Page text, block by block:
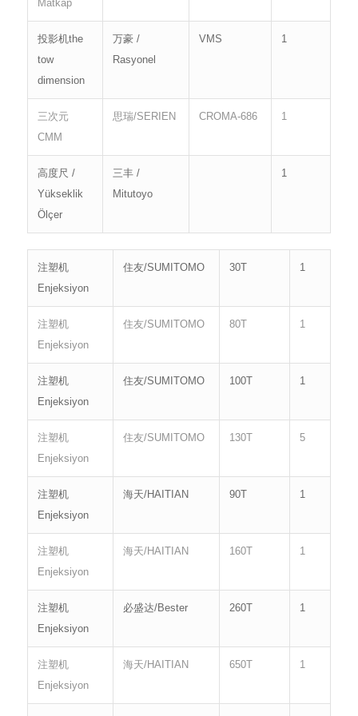
Matkap
投影机the
tow
dimension
万豪 /
Rasyonel
VMS 1
三次元
CMM
思瑞/SERIEN CROMA-686 1
高度尺 /
Yükseklik
Ölçer
三丰 /
Mitutoyo
1
注塑机
Enjeksiyon
住友/SUMITOMO 30T 1
注塑机
Enjeksiyon
住友/SUMITOMO 80T 1
注塑机
Enjeksiyon
住友/SUMITOMO 100T 1
注塑机
Enjeksiyon
住友/SUMITOMO 130T 5
注塑机
Enjeksiyon
海天/HAITIAN 90T 1
注塑机
Enjeksiyon
海天/HAITIAN 160T 1
注塑机
Enjeksiyon
必盛达/Bester 260T 1
注塑机
Enjeksiyon
海天/HAITIAN 650T 1